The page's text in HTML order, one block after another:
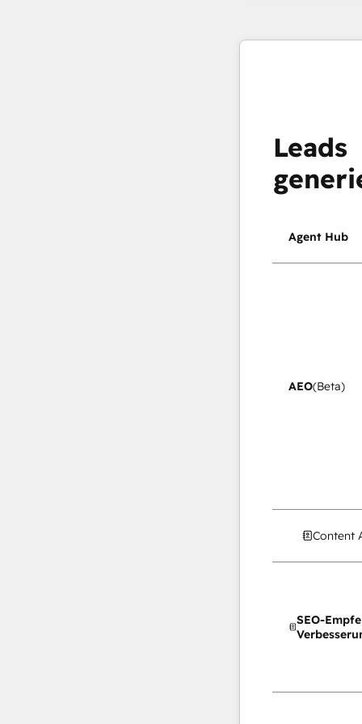
Leads
Agent Hub
AEO(Beta)
Content
SEO-